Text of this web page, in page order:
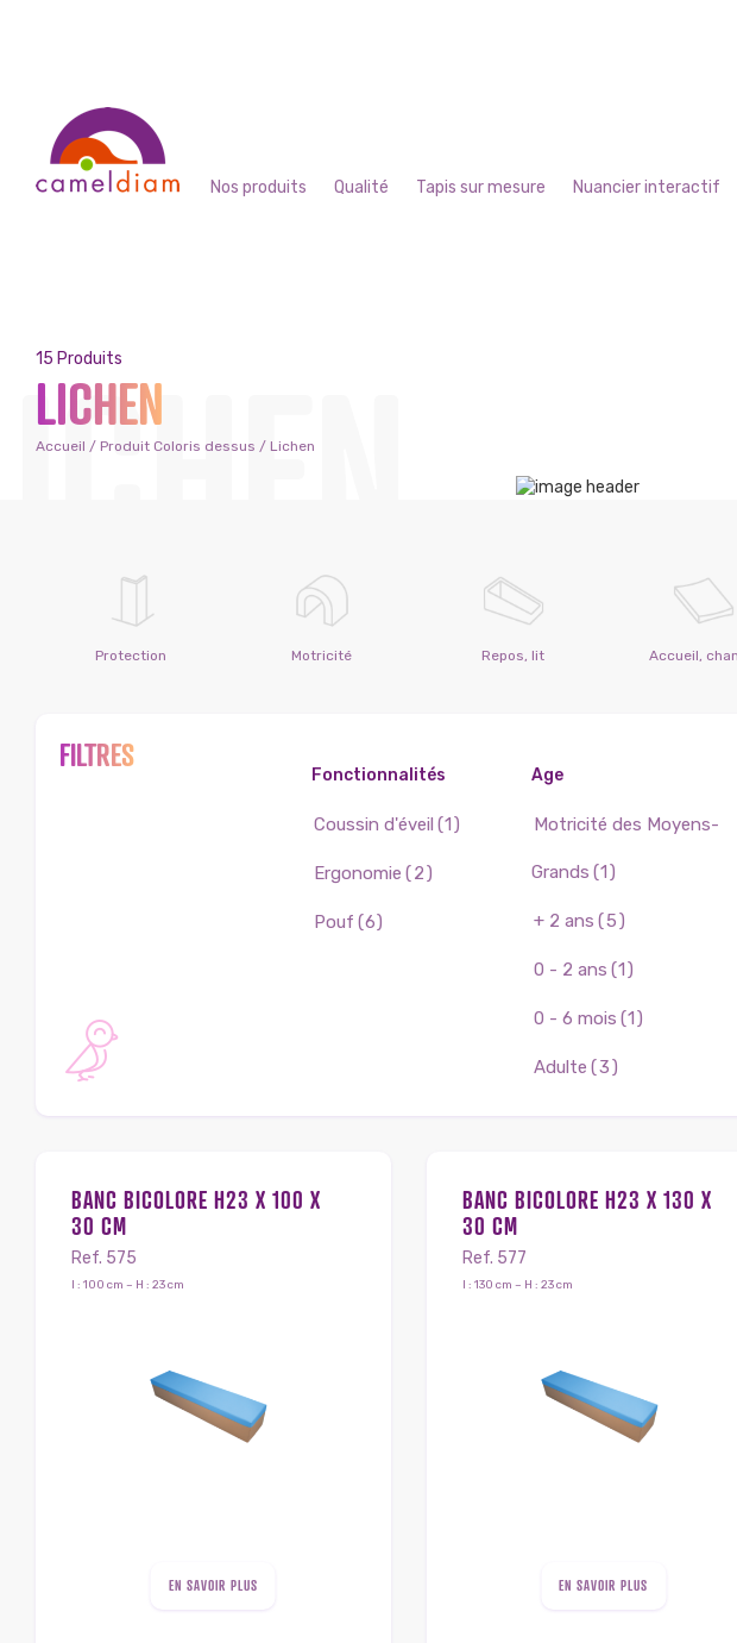
Nos produits Qualité Tapis sur mesure Nuancier interactif
15 Produits
LICHEN
Accueil / Produit Coloris dessus / Lichen
Protection Motricité Repos, lit Accueil,
FILTRES
Fonctionnalités
Coussin d'éveil (1)
Ergonomie (2)
Pouf (6)
Age
Motricité des Moyens-
Grands (1)
+ 2 ans (5)
0 - 2 ans (1)
0 - 6 mois (1)
Adulte (3)
BANC BICOLORE H23 X 100 X
30 CM
Ref. 575
l : 100 cm – H : 23 cm
EN SAVOIR PLUS
BANC BICOLORE H23 X 130 X
30 CM
Ref. 577
l : 130 cm – H : 23 cm
EN SAVOIR PLUS